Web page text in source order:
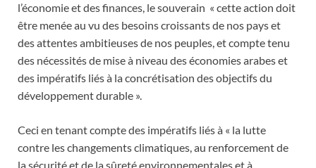
l’économie et des finances, le souverain « cette action doit
être menée au vu des besoins croissants de nos pays et
des attentes ambitieuses de nos peuples, et compte tenu
des nécessités de mise à niveau des économies arabes et
des impératifs liés à la concrétisation des objectifs du
développement durable ».
Ceci en tenant compte des impératifs liés à « la lutte
contre les changements climatiques, au renforcement de
la sécurité et de la sûreté environnementales et à